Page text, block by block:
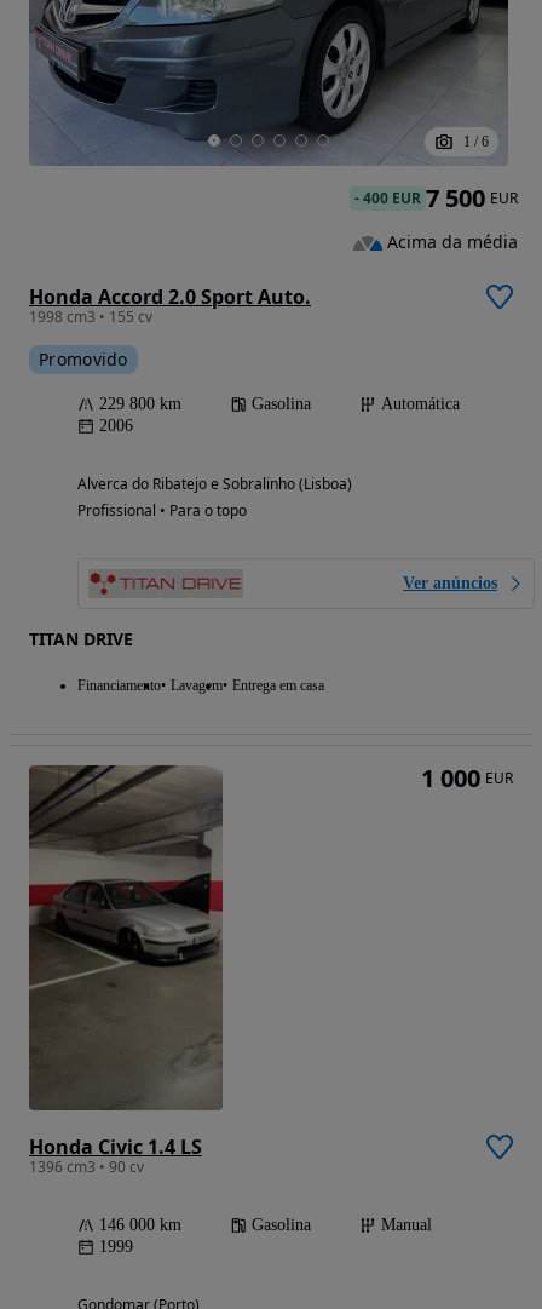
1 / 6
Honda Accord 2.0 Sport Auto.
1998 cm3 • 155 cv
Promovido
229 800 km Gasolina
Automática
2006
Alverca do Ribatejo e Sobralinho (Lisboa)
Profissional • Para o topo
Ver anúncios
TITAN DRIVE
Financiamento Lavagem Entrega em casa
-400 EUR 7 500 EUR
Acima da média
Honda Civic 1.4 LS
1396 cm3 • 90 cv
146 000 km Gasolina
Manual
1999
Gondomar (Porto)
1 000 EUR